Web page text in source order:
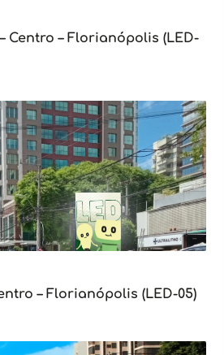
Centro – Florianópolis (LED-
– Florianópolis (LED-05)